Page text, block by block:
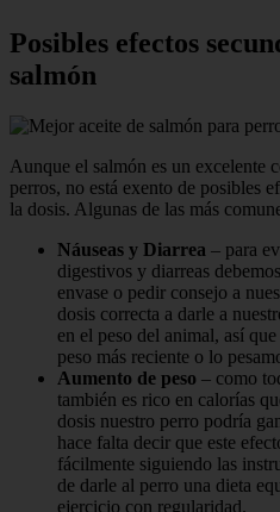
Posibles efectos
salmón
Aunque el salmón es un excelente
perros, no está exento de posibles
la dosis. Algunas de las más
Náuseas y Diarrea – para
digestivos y diarreas
envase o pedir consejo a
dosis correcta a darle a
en el peso del animal, así
peso más reciente o lo
Aumento de peso – como
también es rico en calorías
dosis nuestro perro podría
hace falta decir que este
fácilmente siguiendo las
de darle al perro una dieta
ejercicio con regularidad.